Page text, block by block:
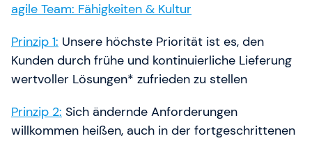
agile Team: Fähigkeiten & Kultur
Prinzip 1: Unsere höchste Priorität ist es, den
Kunden durch frühe und kontinuierliche Lieferung
wertvoller Lösungen* zufrieden zu stellen
Prinzip 2: Sich ändernde Anforderungen
willkommen heißen, auch in der fortgeschrittenen